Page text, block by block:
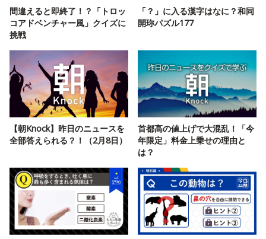
間違えると即終了！？「トロッ
コアドベンチャー風」クイズに
挑戦
「？」に入る漢字はなに？和同
開珎パズル177
【朝Knock】昨日のニュースを
全部答えられる？！（2月8日）
首都高の値上げで大混乱！「今
年限定」料金上乗せの理由と
は？